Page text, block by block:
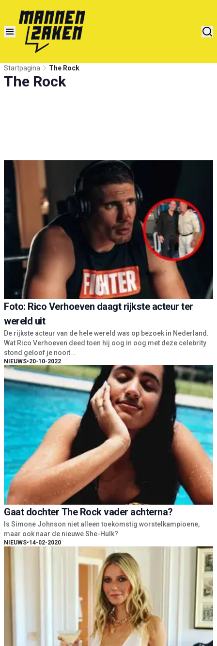
Startpagina The Rock
The Rock
Foto: Rico Verhoeven daagt rijkste acteur ter
wereld uit
De rijkste acteur van de hele wereld was op bezoek in Nederland.
Wat Rico Verhoeven deed toen hij oog in oog met deze celebrity
stond geloof je nooit...
NIEUWS•20-10-2022
Gaat dochter The Rock vader achterna?
Is Simone Johnson niet alleen toekomstig worstelkampioene,
maar ook naar de nieuwe She-Hulk?
NIEUWS•14-02-2020